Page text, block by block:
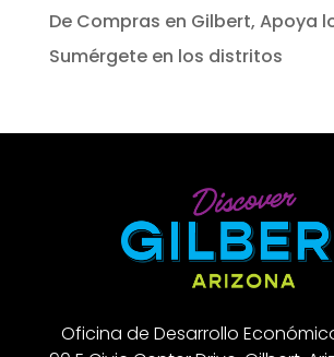
De Compras en Gilbert, Apoya
Sumérgete en los distritos
Oficina de Desarrollo